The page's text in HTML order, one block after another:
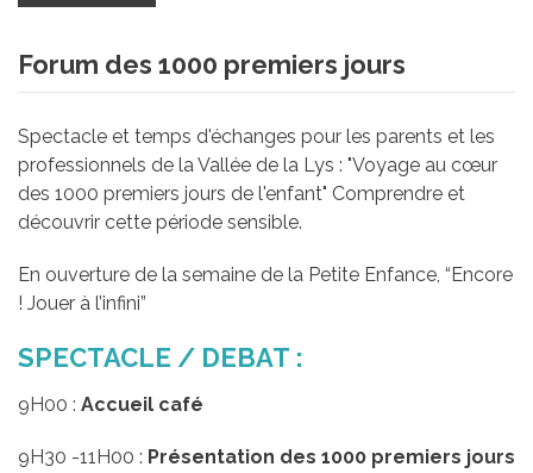
Forum des 1000 premiers jours
Spectacle et temps d'échanges pour les parents et les
professionnels de la Vallée de la Lys : "Voyage au cœur
des 1000 premiers jours de l'enfant" Comprendre et
découvrir cette période sensible.
En ouverture de la semaine de la Petite Enfance, “Encore
! Jouer à l’infini”
SPECTACLE / DEBAT :
9H00 : Accueil café
9H30 -11H00 : Présentation des 1000 premiers jours